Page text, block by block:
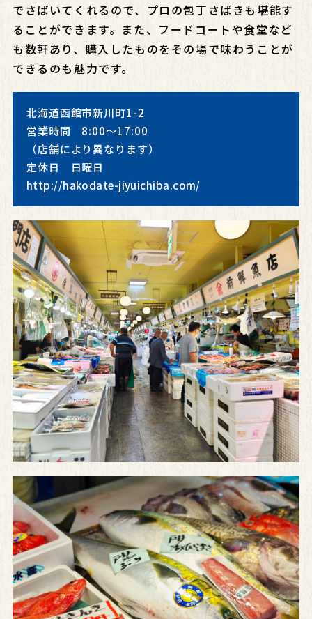
でさばいてくれるので、プロの包丁さばきも堪能す
ることができます。また、フードコートや食堂など
も数軒あり、購入したものをその場で味わうことが
できるのも魅力です。
北海道函館市新川町1-2
営業時間 8:00～17:00
（店舗により異なります）
定休日 日曜日
http://hakodate-jiyuichiba.com/